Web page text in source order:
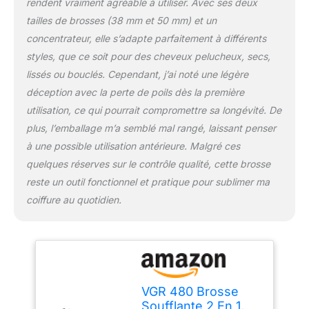
quotidien. Grâce à ses
deux embouts
interchangeables de 32
mm et 50 mm, cette
brosse brushing
chauffante convient
parfaitement pour créer
du volume, lisser les
cheveux, former des
ondulations naturelles ou
des boucles définies.
Cette brosse rotative
cheveux s’adapte aux
maison ou en
déplacement Plusieurs
Réglages De
Température Pour Un
Contrôle Personnalisé :
rendent vraiment agréable à utiliser. Avec ses deux
tailles de brosses (38 mm et 50 mm) et un
concentrateur, elle s’adapte parfaitement à différents
styles, que ce soit pour des cheveux pelucheux, secs,
lissés ou bouclés. Cependant, j’ai noté une légère
déception avec la perte de poils dès la première
utilisation, ce qui pourrait compromettre sa longévité. De
plus, l’emballage m’a semblé mal rangé, laissant penser
à une possible utilisation antérieure. Malgré ces
quelques réserves sur le contrôle qualité, cette brosse
reste un outil fonctionnel et pratique pour sublimer ma
coiffure au quotidien.
VGR 480 Brosse
Soufflante 2 En 1,